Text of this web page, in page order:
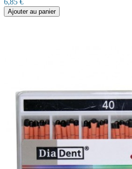
6,85 €
Ajouter au panier